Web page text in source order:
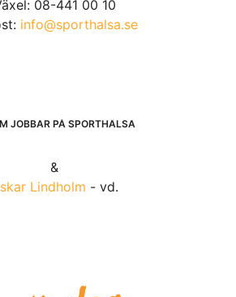
08-441 00 10
info@sporthalsa.se
JOBBAR PÅ SPORTHÄLSA
&
Lindholm - vd.